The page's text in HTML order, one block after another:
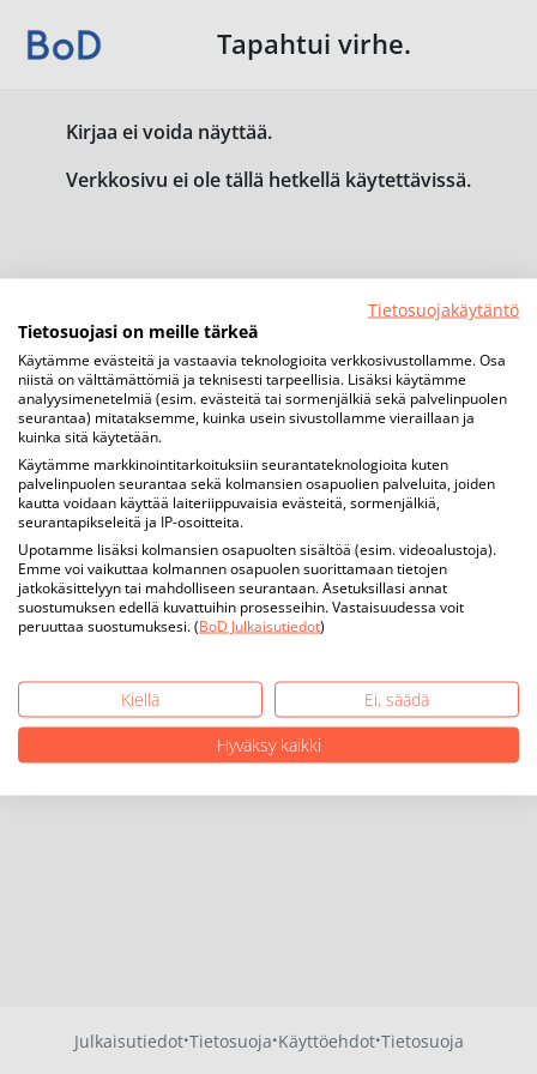
Tapahtui virhe.
Kirjaa ei voida näyttää.
Verkkosivu ei ole tällä hetkellä käytettävissä.
Julkaisutiedot·Tietosuoja·Käyttöehdot·Tietosuoja
Tietosuojakäytäntö
Tietosuojasi on meille tärkeä
Käytämme evästeitä ja vastaavia teknologioita verkkosivustollamme. Osa
niistä on välttämättömiä ja teknisesti tarpeellisia. Lisäksi käytämme
analyysimenetelmiä (esim. evästeitä tai sormenjälkiä sekä palvelinpuolen
seurantaa) mitataksemme, kuinka usein sivustollamme vieraillaan ja
kuinka sitä käytetään.
Käytämme markkinointitarkoituksiin seurantateknologioita kuten
palvelinpuolen seurantaa sekä kolmansien osapuolien palveluita, joiden
kautta voidaan käyttää laiteriippuvaisia evästeitä, sormenjälkiä,
seurantapikseleitä ja IP-osoitteita.
Upotamme lisäksi kolmansien osapuolten sisältöä (esim. videoalustoja).
Emme voi vaikuttaa kolmannen osapuolen suorittamaan tietojen
jatkokäsittelyyn tai mahdolliseen seurantaan. Asetuksillasi annat
suostumuksen edellä kuvattuihin prosesseihin. Vastaisuudessa voit
peruuttaa suostumuksesi. (BoD Julkaisutiedot)
Kiellä
Ei, säädä
Hyväksy kaikki